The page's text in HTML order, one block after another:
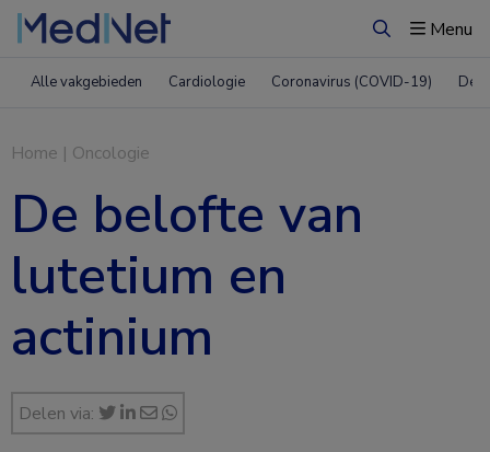
ZoekenMenu
Alle vakgebieden Cardiologie Coronavirus (COVID-19)
Home | Oncologie
De belofte van
lutetium en
actinium
Delen via: